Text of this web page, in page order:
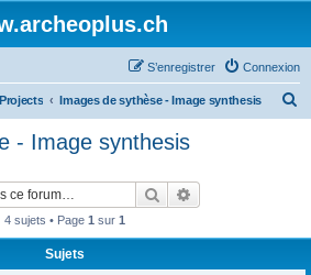
Connexion
S’enregistrer
Images de sythèse - Image synthesis
- Image synthesis
Rechercher
4 sujets • Page 1 sur 1
Sujets